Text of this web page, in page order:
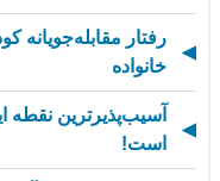
رفتار مقابله‌جویانه
خانواده
آسیب‌پذیرترین نقطه
است!